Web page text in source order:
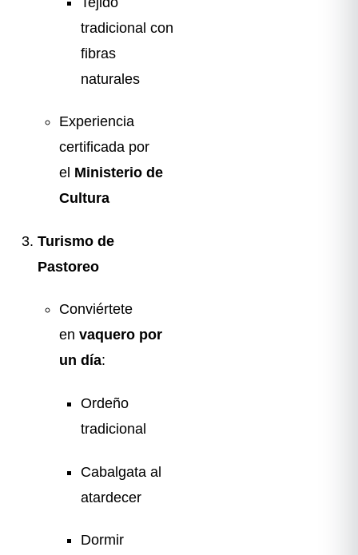
tradicional con
fibras
naturales
Experiencia
certificada por
el Ministerio de
Cultura
Turismo de
Pastoreo
Conviértete
en vaquero por
un día:
Ordeño
tradicional
Cabalgata al
atardecer
Dormir